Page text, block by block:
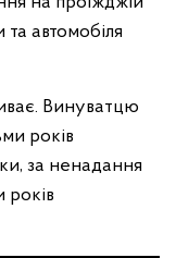
автомобіля
Винуватцю
років
за ненадання
років